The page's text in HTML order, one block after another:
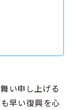
い申し上げる
早い復興を心